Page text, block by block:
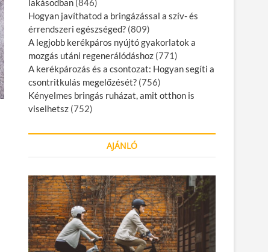
lakásodban (846)
Hogyan javíthatod a bringázással a szív- és
érrendszeri egészséged? (809)
A legjobb kerékpáros nyújtó gyakorlatok a
mozgás utáni regenerálódáshoz (771)
A kerékpározás és a csontozat: Hogyan segíti a
csontritkulás megelőzését? (756)
Kényelmes bringás ruházat, amit otthon is
viselhetsz (752)
AJÁNLÓ